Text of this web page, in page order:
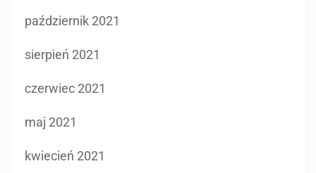
październik 2021
sierpień 2021
czerwiec 2021
maj 2021
kwiecień 2021